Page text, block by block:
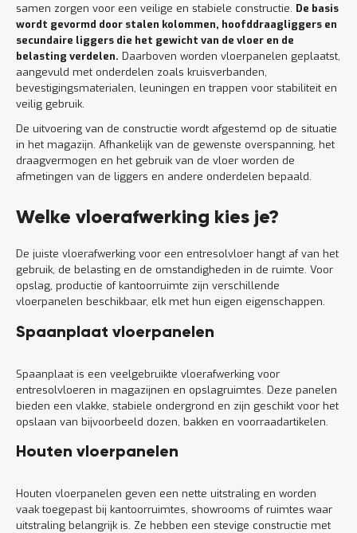
samen zorgen voor een veilige en stabiele constructie. De basis
wordt gevormd door stalen kolommen, hoofddraagliggers en
secundaire liggers die het gewicht van de vloer en de
belasting verdelen. Daarboven worden vloerpanelen geplaatst,
aangevuld met onderdelen zoals kruisverbanden,
bevestigingsmaterialen, leuningen en trappen voor stabiliteit en
veilig gebruik.
De uitvoering van de constructie wordt afgestemd op de situatie
in het magazijn. Afhankelijk van de gewenste overspanning, het
draagvermogen en het gebruik van de vloer worden de
afmetingen van de liggers en andere onderdelen bepaald.
Welke vloerafwerking kies je?
De juiste vloerafwerking voor een entresolvloer hangt af van het
gebruik, de belasting en de omstandigheden in de ruimte. Voor
opslag, productie of kantoorruimte zijn verschillende
vloerpanelen beschikbaar, elk met hun eigen eigenschappen.
Spaanplaat vloerpanelen
Spaanplaat is een veelgebruikte vloerafwerking voor
entresolvloeren in magazijnen en opslagruimtes. Deze panelen
bieden een vlakke, stabiele ondergrond en zijn geschikt voor het
opslaan van bijvoorbeeld dozen, bakken en voorraadartikelen.
Houten vloerpanelen
Houten vloerpanelen geven een nette uitstraling en worden
vaak toegepast bij kantoorruimtes, showrooms of ruimtes waar
uitstraling belangrijk is. Ze hebben een stevige constructie met